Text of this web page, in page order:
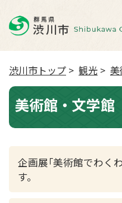
渋川市トップ > 観光 > 美
美術館・文学館
企画展｢美術館でわく
す。